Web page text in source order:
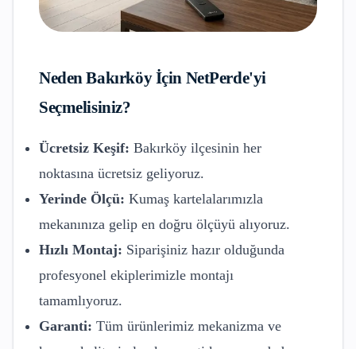
NedenBakırköyİçin NetPerde'yi
Seçmelisiniz?
Ücretsiz Keşif: Bakırköy ilçesinin her
noktasına ücretsiz geliyoruz.
Yerinde Ölçü: Kumaş kartelalarımızla
mekanınıza gelip en doğru ölçüyü alıyoruz.
Hızlı Montaj: Siparişiniz hazır olduğunda
profesyonel ekiplerimizle montajı
tamamlıyoruz.
Garanti: Tüm ürünlerimiz mekanizma ve